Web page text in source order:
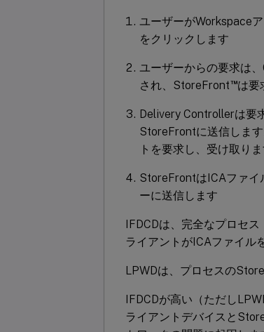
ユーザーがWorkspace
をクリックします
ユーザーからの要求は
され、StoreFront™は要
Delivery Controllerは要
StoreFrontに送信しま
トを要求し、受け取り
StoreFrontはICAファイ
ーに送信します
IFDCDは、完全なプロセ
ライアントがICAファイル
LPWDは、プロセスの
IFDCDが高い（ただし
ライアントデバイスと